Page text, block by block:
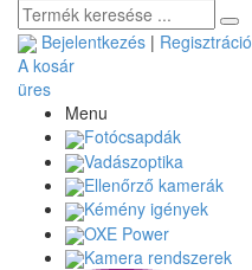
Bejelentkezés | Regisztráció
A kosár
üres
Menu
Fotócsapdák
Vadászoptika
Ellenőrző kamerák
Kémény igények
OXE Power
Kamera rendszerek